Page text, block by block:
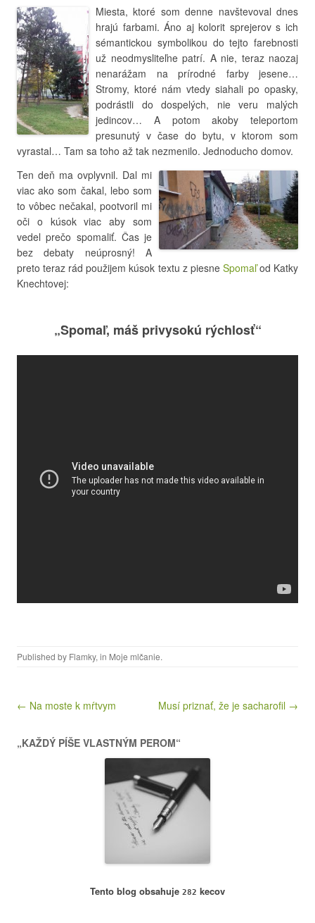
Miesta, ktoré som denne navštevoval dnes
hrajú farbami. Áno aj kolorit sprejerov s ich
sémantickou symbolikou do tejto farebnosti
už neodmysliteľne patrí. A nie, teraz naozaj
nenarážam na prírodné farby jesene…
Stromy, ktoré nám vtedy siahali po opasky,
podrástli do dospelých, nie veru malých
jedincov… A potom akoby teleportom
presunutý v čase do bytu, v ktorom som
vyrastal… Tam sa toho až tak nezmenilo. Jednoducho domov.
Ten deň ma ovplyvnil. Dal mi
viac ako som čakal, lebo som
to vôbec nečakal, pootvoril mi
oči o kúsok viac aby som
vedel prečo spomaliť. Čas je
bez debaty neúprosný! A
preto teraz rád použijem kúsok textu z piesne Spomaľod Katky
Knechtovej:
„Spomaľ, máš privysokú rýchlosť“
Published by Flamky, in Moje mlčanie.
Post navigation
← Na moste k mŕtvym Musí priznať, že je sacharofil →
„KAŽDÝ PÍŠE VLASTNÝM PEROM“
Tento blog obsahuje 282 kecov